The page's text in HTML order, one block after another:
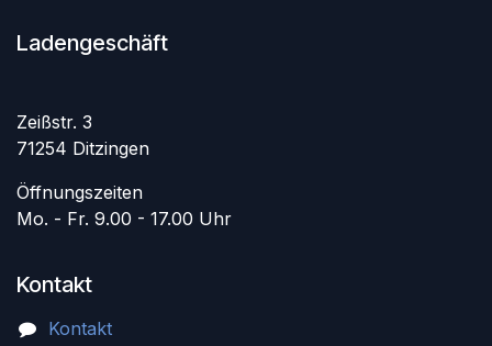
Ladengeschäft
Zeißstr. 3
71254 Ditzingen
Öffnungszeiten
Mo. - Fr. 9.00 - 17.00 Uhr
Kontakt
Kontakt